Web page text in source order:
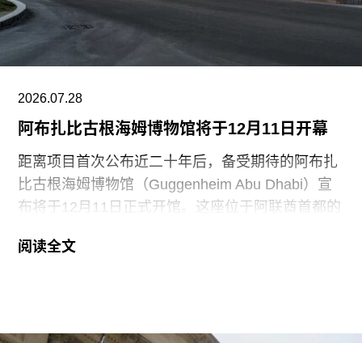
陪审团获悉，毕加索画作本身并未受损，但泼洒在
地面的红色水性颜料渗入了展厅地面，污染了大理
石踢脚线。此次事件共造成美术馆约8000英镑的损
失，其中仅约270英镑用于清洁，其余费用主要用
展厅等支出。辩方主张，部分费用源于馆方自行决
定采用何种修复方案，而非抗议行为本身造成的损
害，但这一论点最终未获法院采纳。
2026.07.28
阿布扎比古根海姆博物馆将于12月11日开幕
距离项目首次公布近二十年后，备受期待的阿布扎
比古根海姆博物馆（Guggenheim Abu Dhabi）宣
布将于12月11日正式开馆。这座位于阿联酋首都的
主弗兰克·盖里（Frank Gehry）设计，也是所罗门
阅读全文